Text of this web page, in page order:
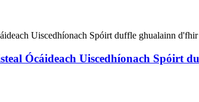
Ócáideach Uiscedhíonach Spóirt